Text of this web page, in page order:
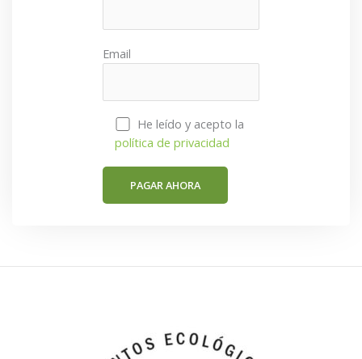
Email
He leído y acepto la
política de privacidad